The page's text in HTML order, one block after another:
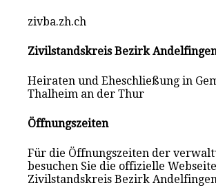
zivba.zh.ch
Zivilstandskreis Bezirk
Heiraten und Eheschließung in
Thalheim an der Thur
Öffnungszeiten
Für die Öffnungszeiten der
besuchen Sie die offizielle
Zivilstandskreis Bezirk